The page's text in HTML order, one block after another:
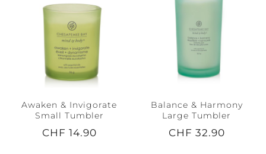
Awaken & Invigorate
Small Tumbler
CHF 14.90
Balance & Harmony
Large Tumbler
CHF 32.90